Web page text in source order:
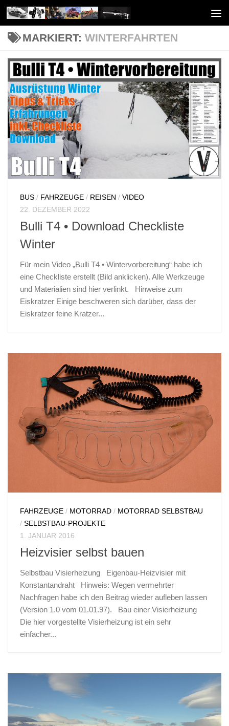
Unter dem Inhalt
MARKIERT: WINTERFAHRTEN
BUS / FAHRZEUGE / REISEN / VIDEO
22. DEZEMBER 2022
Bulli T4 • Download Checkliste
Winter
Für mein Video „Bulli T4 • Wintervorbereitung“ habe ich
eine Checkliste erstellt (Bild anklicken). Alle Werkzeuge
und Materialien sind hier verlinkt. Hinweise zum
Eiskratzer Einige beschweren sich darüber, dass der
Eiskratzer feine Kratzer...
FAHRZEUGE / MOTORRAD / MOTORRAD SELBSTBAU
/ SELBSTBAU-PROJEKTE
1. JANUAR 2016
Heizvisier selbst bauen
Selbstbau Visierheizung Eigenbau-Heizvisier mit
Konstantandraht Hinweis: Wegen vermehrter
Nachfragen habe ich den Beitrag wieder aufleben lassen
(Version 1.0 vom 01.01.97). Bau einer Visierheizung
Die hier vorgestellte Visierheizung ist ein sehr
einfacher...